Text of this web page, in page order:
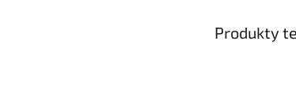
Produkty